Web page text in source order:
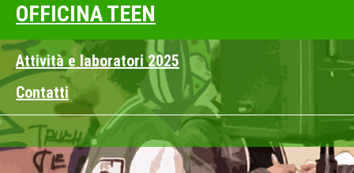
OFFICINA TEEN
Attività e laboratori 2025
Contatti